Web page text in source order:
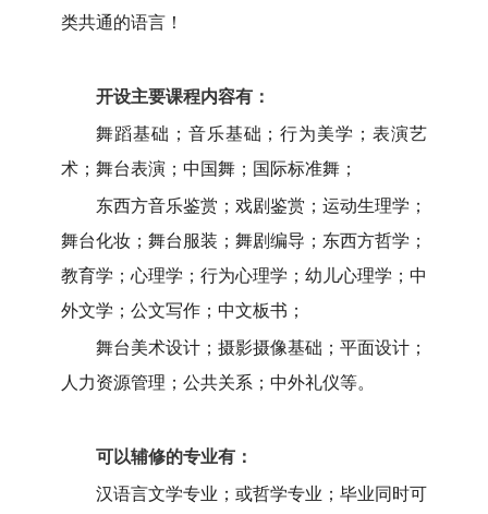
类共通的语言！
开设主要课程内容有：
舞蹈基础；音乐基础；行为美学；表演艺
术；舞台表演；中国舞；国际标准舞；
东西方音乐鉴赏；戏剧鉴赏；运动生理学；
舞台化妆；舞台服装；舞剧编导；东西方哲学；
教育学；心理学；行为心理学；幼儿心理学；中
外文学；公文写作；中文板书；
舞台美术设计；摄影摄像基础；平面设计；
人力资源管理；公共关系；中外礼仪等。
可以辅修的专业有：
汉语言文学专业；或哲学专业；毕业同时可